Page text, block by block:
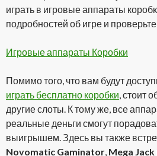
играть в игровые аппараты
подробностей об игре и
Игровые аппараты Коробки
Помимо того, что вам будут
играть бесплатно коробки, стоит
другие слоты. К тому же, все
реальные деньги смогут
выигрышем. Здесь вы также
Novomatic Gaminator, Mega Jack